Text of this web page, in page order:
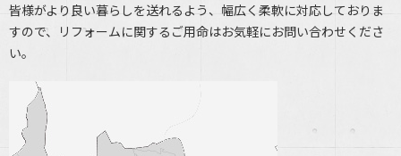
皆様がより良い暮らしを送れるよう、幅広く柔軟に対応しておりま
すので、リフォームに関するご用命はお気軽にお問い合わせくださ
い。